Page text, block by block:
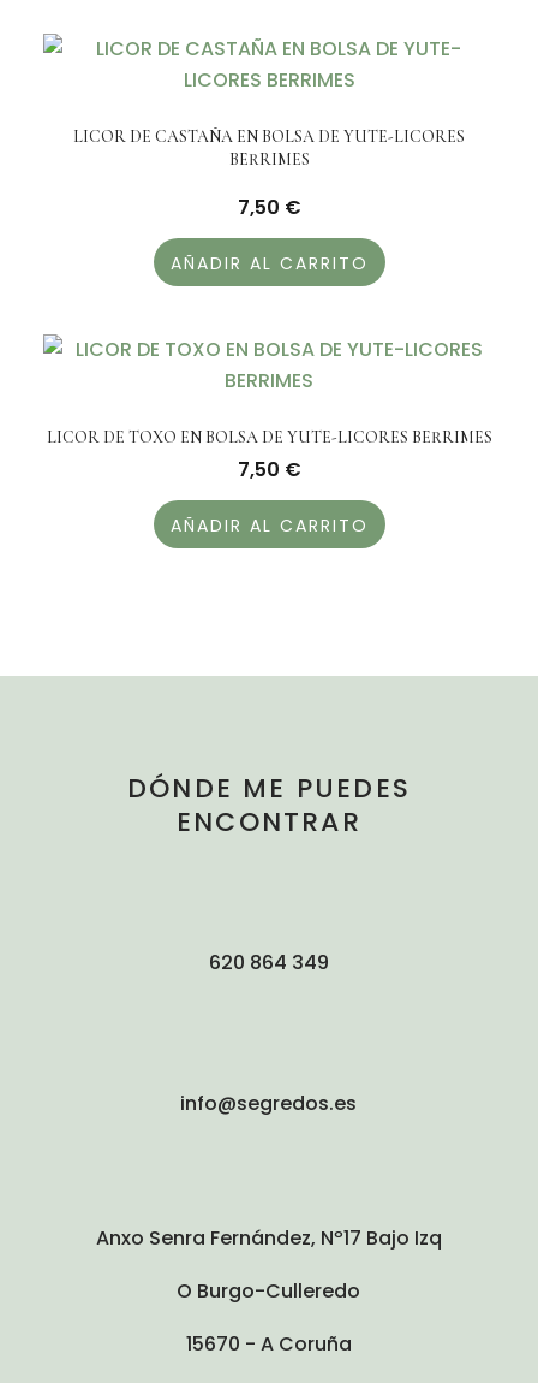
LICOR DE CASTAÑA EN BOLSA DE YUTE-LICORES
BERRIMES
7,50 €
AÑADIR AL CARRITO
LICOR DE TOXO EN BOLSA DE YUTE-LICORES BERRIMES
7,50 €
AÑADIR AL CARRITO
DÓNDE ME PUEDES
ENCONTRAR
620 864 349
info@segredos.es
Anxo Senra Fernández, Nº17 Bajo Izq
O Burgo-Culleredo
15670 - A Coruña